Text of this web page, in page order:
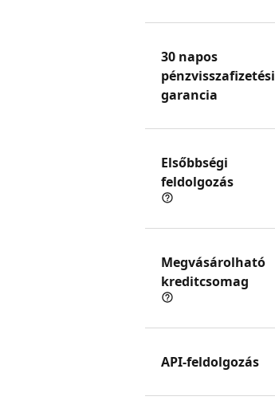
30 napos
pénzvisszafizetési
garancia
Elsőbbségi
feldolgozás
Megvásárolható
kreditcsomag
API-feldolgozás